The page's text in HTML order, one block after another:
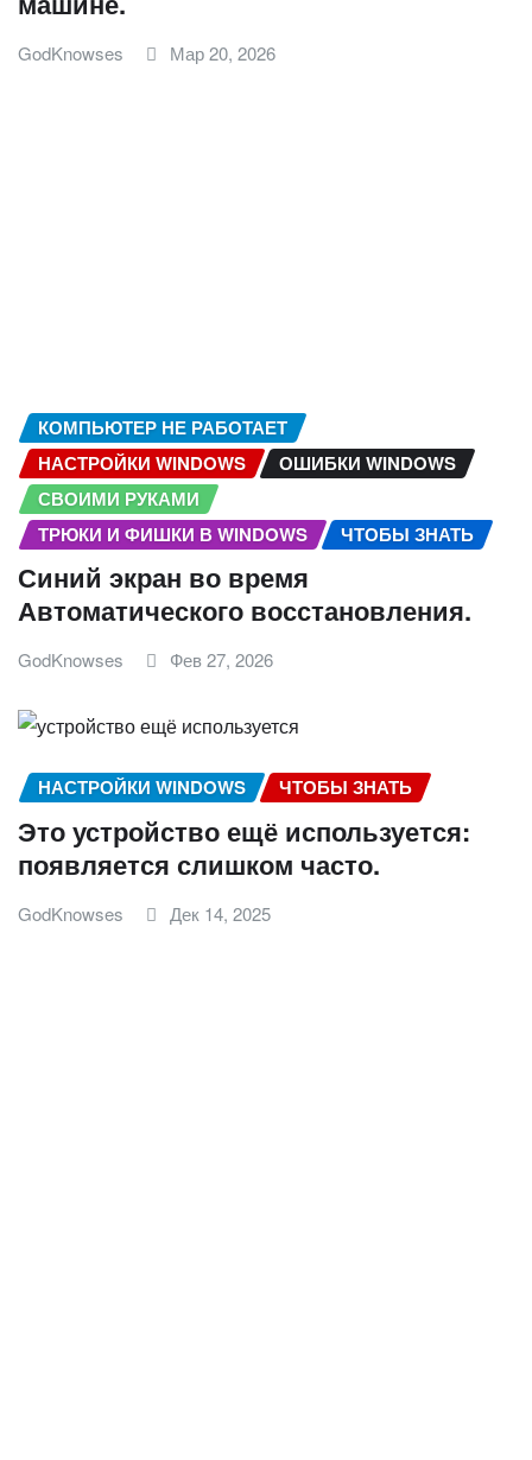
GodKnowses Мар 20, 2026
КОМПЬЮТЕР НЕ РАБОТАЕТ
НАСТРОЙКИ WINDOWS
ОШИБКИ WINDOWS
СВОИМИ РУКАМИ
ТРЮКИ И ФИШКИ В WINDOWS
ЧТОБЫ ЗНАТЬ
Синий экран во время
Автоматического восстановления.
GodKnowses Фев 27, 2026
НАСТРОЙКИ WINDOWS ЧТОБЫ ЗНАТЬ
Это устройство ещё используется:
появляется слишком часто.
GodKnowses Дек 14, 2025